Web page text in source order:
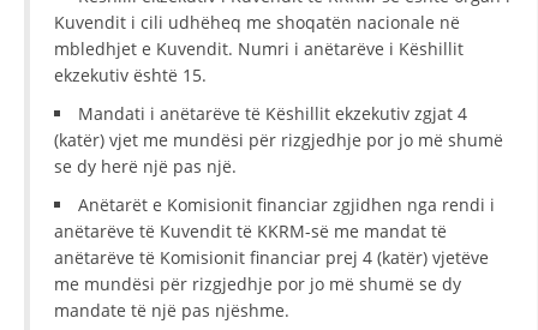
PROMOVIMI I VLERAVE HUMANE
SOCIALO-HUMANITARE
PËRGATITSHMËRI DHE VEPRIM GJATË KATASTROFAVE
EKIPE PËRGJIGJE DISASTER
STACIONIN E UJIT SHPËTIMIT – VODNO
Kuvendit i cili udhëheq me shoqatën nacionale në
mbledhjet e Kuvendit. Numri i anëtarëve i Këshillit
ekzekutiv është 15.
Mandati i anëtarëve të Këshillit ekzekutiv zgjat 4
(katër) vjet me mundësi për rizgjedhje por jo më shumë
se dy herë një pas një.
Anëtarët e Komisionit financiar zgjidhen nga rendi i
anëtarëve të Kuvendit të KKRM-së me mandat të
anëtarëve të Komisionit financiar prej 4 (katër) vjetëve
me mundësi për rizgjedhje por jo më shumë se dy
mandate të një pas njëshme.